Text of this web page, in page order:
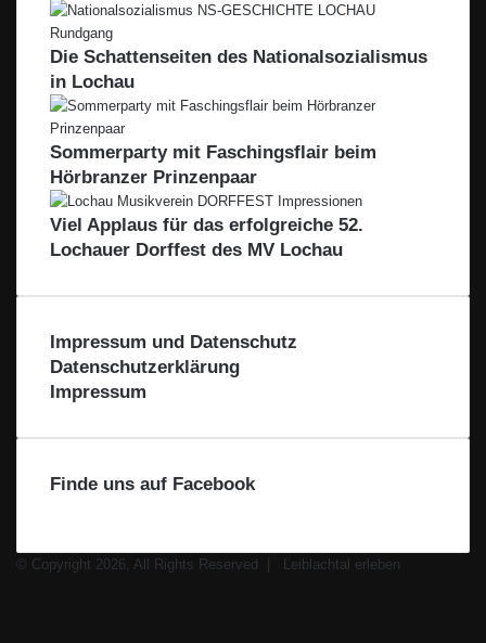
o
n
l
e
L
e
i
b
l
a
c
h
t
r
d
e
n
s
e
e
-
L
e
b
l
t
a
l
r
s
e
L
e
i
b
l
a
t
r
e
i
P
r
i
n
z
Die Schattenseiten des Nationalsozialismus
in Lochau
Sommerparty mit Faschingsflair beim
Hörbranzer Prinzenpaar
Viel Applaus für das erfolgreiche 52.
Lochauer Dorffest des MV Lochau
Impressum und Datenschutz
Datenschutzerklärung
Impressum
Finde uns auf Facebook
© Copyright 2026, All Rights Reserved |
Leiblachtal erleben